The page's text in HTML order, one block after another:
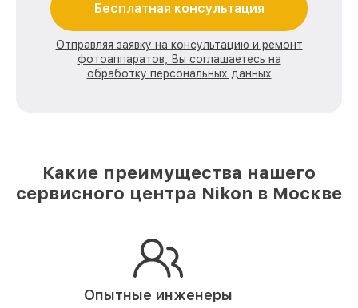
Бесплатная консультация
Отправляя заявку на консультацию и ремонт
фотоаппаратов, Вы соглашаетесь на
обработку персональных данных
Какие преимущества нашего
сервисного центра Nikon в Москве
Опытные инженеры